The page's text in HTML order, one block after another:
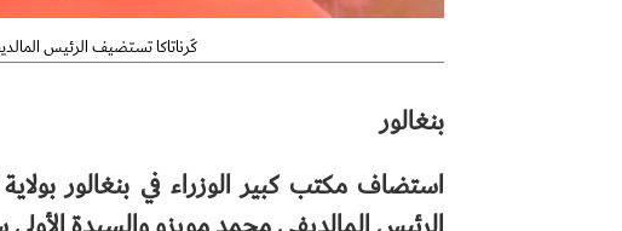
كَرناتاكا تستضيف الرئيس
بنغالور
استضاف مكتبكبير الوزراء في بنغالور